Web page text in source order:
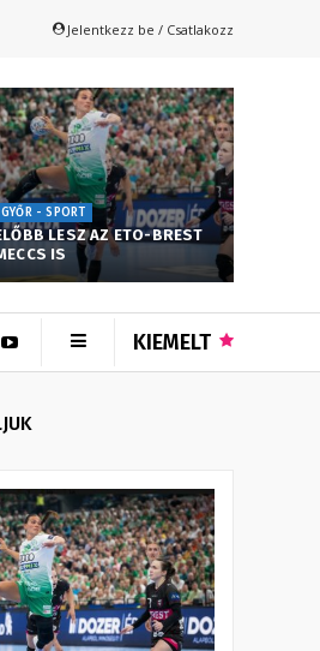
Jelentkezz be / Csatlakozz
GYŐR - SPORT
LESZ AZ ETO-BREST
IS
KIEMELT